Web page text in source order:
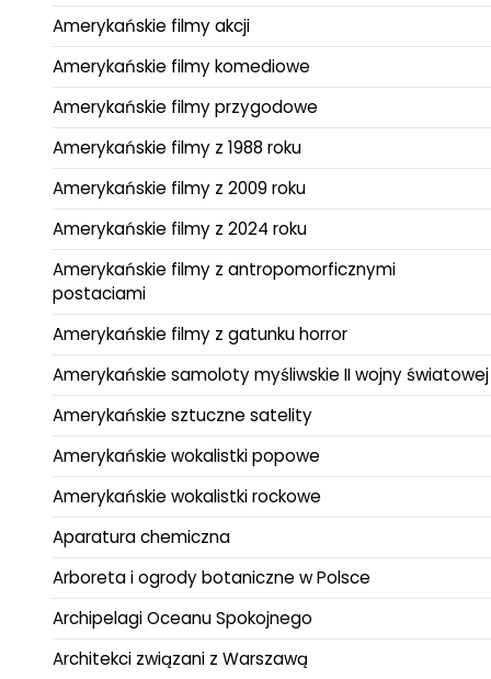
Amerykańskie filmy akcji
Amerykańskie filmy komediowe
Amerykańskie filmy przygodowe
Amerykańskie filmy z 1988 roku
Amerykańskie filmy z 2009 roku
Amerykańskie filmy z 2024 roku
Amerykańskie filmy z antropomorficznymi
postaciami
Amerykańskie filmy z gatunku horror
Amerykańskie samoloty myśliwskie II wojny światowej
Amerykańskie sztuczne satelity
Amerykańskie wokalistki popowe
Amerykańskie wokalistki rockowe
Aparatura chemiczna
Arboreta i ogrody botaniczne w Polsce
Archipelagi Oceanu Spokojnego
Architekci związani z Warszawą